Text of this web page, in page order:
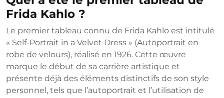
Frida Kahlo ?
Le premier tableau connu de Frida Kahlo est intitulé
« Self-Portrait in a Velvet Dress » (Autoportrait en
robe de velours), réalisé en 1926. Cette œuvre
marque le début de sa carrière artistique et
présente déjà des éléments distinctifs de son style
personnel, tels que l’autoportrait et l’utilisation de